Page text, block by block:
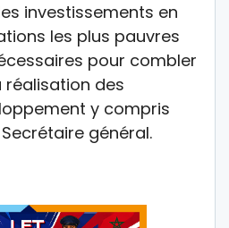
investissements en
les plus pauvres
pour combler
réalisation des
y compris
général.